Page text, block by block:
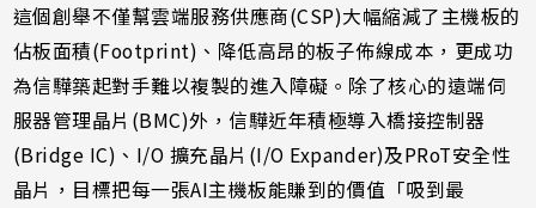
這個創舉不僅幫雲端服務供應商(CSP)大幅縮減了主機板的
佔板面積(Footprint)、降低高昂的板子佈線成本，更成功
為信驊築起對手難以複製的進入障礙。除了核心的遠端伺
服器管理晶片(BMC)外，信驊近年積極導入橋接控制器
(Bridge IC)、I/O 擴充晶片(I/O Expander)及PRoT安全性
晶片，目標把每一張AI主機板能賺到的價值「吸到最